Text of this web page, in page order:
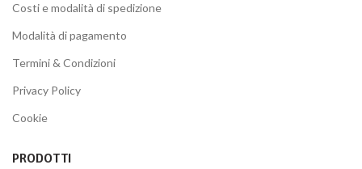
Costi e modalità di spedizione
Modalità di pagamento
Termini & Condizioni
Privacy Policy
Cookie
PRODOTTI